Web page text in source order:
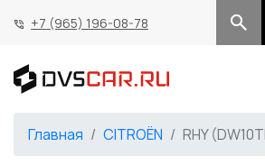
+7 (965) 196-08-78
Главная CITROËN RHY